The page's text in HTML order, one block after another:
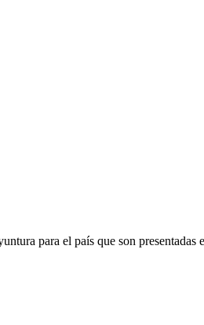
para el país que son presentadas